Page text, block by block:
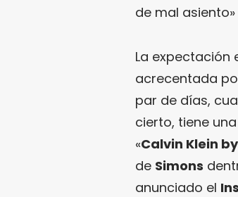
de mal
La expectación
acrecentada
par de días,
cierto, tiene
«Calvin Klein
de Simons
anunciado el